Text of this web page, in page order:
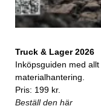
Truck & Lager 2026
Inköpsguiden med
materialhantering.
Pris: 199 kr.
Beställ den här